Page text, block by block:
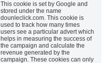
This cookie is set by Google and
stored under the name
dounleclick.com. This cookie is
used to track how many times
users see a particular advert which
helps in measuring the success of
the campaign and calculate the
revenue generated by the
campaign. These cookies can only